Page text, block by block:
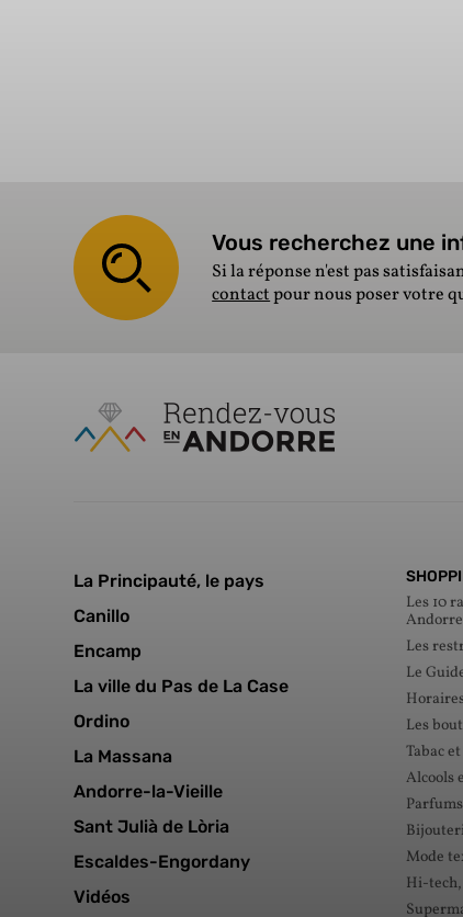
Vous recherchez une
Si la réponse n'est pas
contactpour nous poser votre
La Principauté, le pays
Canillo
Encamp
La ville du Pas de La Case
Ordino
La Massana
Andorre-la-Vieille
Sant Julià de Lòria
Escaldes-Engordany
Vidéos
Les 10
Andorre
Les
Le
Les
Tabac
Alcools
Mode
Hi-